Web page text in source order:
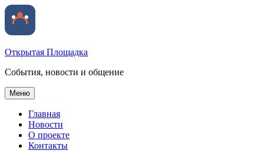
Открытая Площадка
События, новости и общение
Меню
Главная
Новости
О проекте
Контакты